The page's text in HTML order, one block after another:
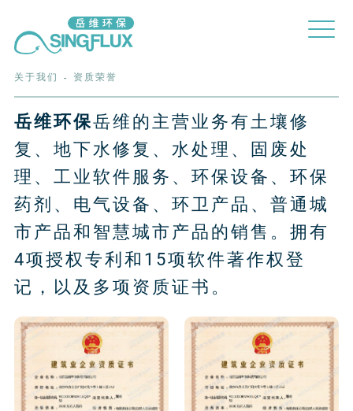
关于我们 - 资质荣誉
岳维环保岳维的主营业务有土壤修
复、地下水修复、水处理、固废处
理、工业软件服务、环保设备、环保
药剂、电气设备、环卫产品、普通城
市产品和智慧城市产品的销售。拥有
4项授权专利和15项软件著作权登
记，以及多项资质证书。